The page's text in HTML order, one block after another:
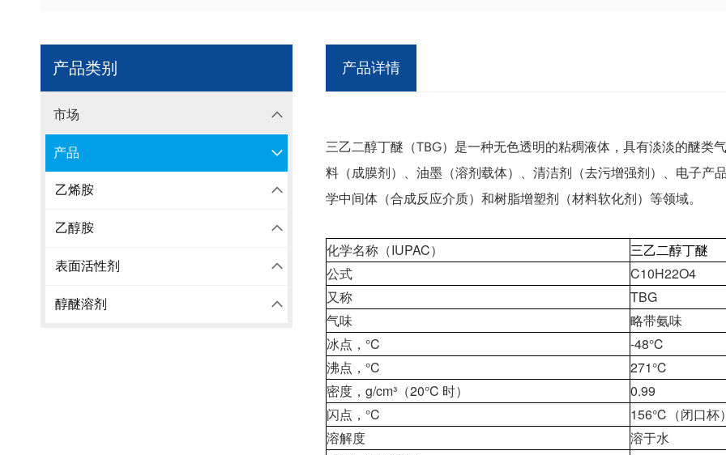
产品类别
市场
产品
乙烯胺
乙醇胺
表面活性剂
醇醚溶剂
产品详情
三乙二醇丁醚（TBG）是一种无色透明的粘稠液体，具有淡淡的醚类
料（成膜剂）、油墨（溶剂载体）、清洁剂（去污增强剂）、电子产
学中间体（合成反应介质）和树脂增塑剂（材料软化剂）等领域。
化学名称（IUPAC）
三乙二醇丁醚
公式
C10H22O4
又称
TBG
气味
略带氨味
冰点 ，°C
-48℃
沸点，°C
271℃
密度，g/cm³（20°C 时）
0.99
闪点，°C
156℃ （闭口杯
溶解度
溶于水